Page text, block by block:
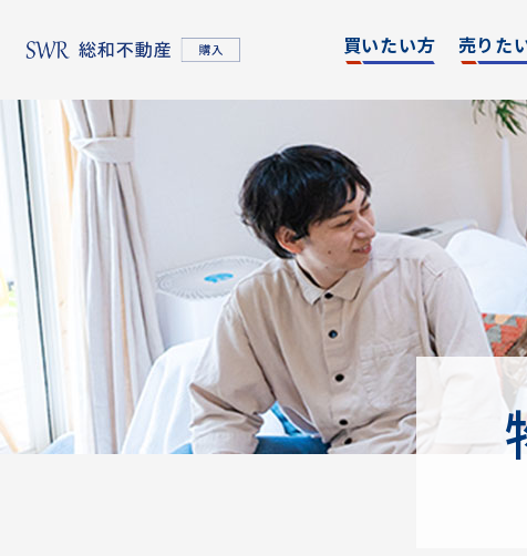
買いたい方 売りた
名古屋エリア
物件検索
物件一覧
東京エ
物件検索
物件一覧
エリア別
名古屋エリア
不動産売却について
購入希望者情報一覧
東京エリア
不動産売却について
購入希望者情報一覧
売